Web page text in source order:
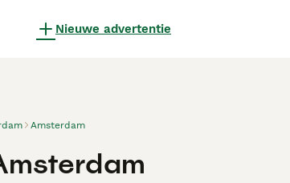
Nieuwe advertentie
Amsterdam